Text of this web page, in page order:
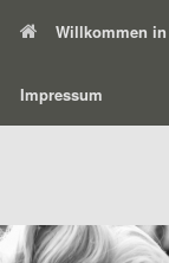
Willkommen
Impressum